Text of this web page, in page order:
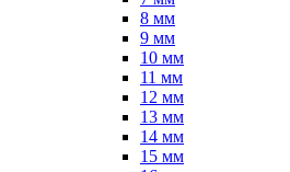
8 мм
9 мм
10 мм
11 мм
12 мм
13 мм
14 мм
15 мм